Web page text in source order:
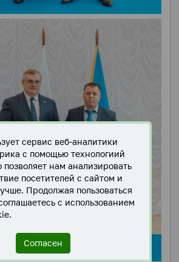
сервис веб-аналитики
с помощью технологиий
позволяет нам анализировать
посетителей с сайтом и
Продолжая пользоваться
с использованием
Согласен